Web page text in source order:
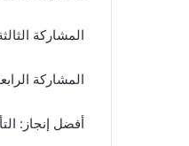
المشاركة الثالثة:
المشاركة الرابعة:
أفضل إنجاز: